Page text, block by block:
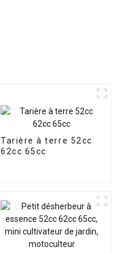
Tarière à terre 52cc
62cc 65cc